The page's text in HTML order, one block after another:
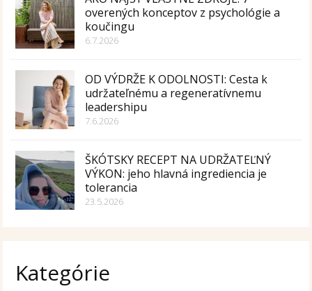
overených konceptov z psychológie a
koučingu
6.7.2026
OD VÝDRŽE K ODOLNOSTI: Cesta k
udržateľnému a regeneratívnemu
leadershipu
7.6.2026
ŠKÓTSKY RECEPT NA UDRŽATEĽNÝ
VÝKON: jeho hlavná ingrediencia je
tolerancia
23.5.2026
Kategórie